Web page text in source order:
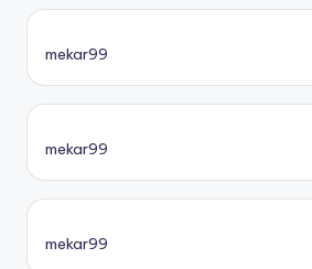
mekar99
mekar99
mekar99